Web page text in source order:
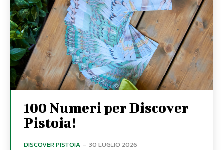
100 Numeri per Discover
Pistoia!
DISCOVER PISTOIA - 30 LUGLIO 2026